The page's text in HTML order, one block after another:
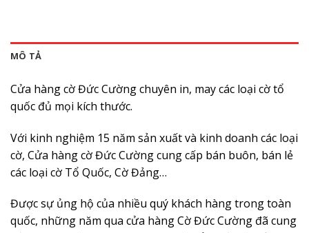
MÔ TẢ
Cửa hàng cờ Đức Cường chuyên in, may các loại cờ tổ
quốc đủ mọi kích thước.
Với kinh nghiệm 15 năm sản xuất và kinh doanh các loại
cờ, Cửa hàng cờ Đức Cường cung cấp bán buôn, bán lẻ
các loại cờ Tổ Quốc, Cờ Đảng…
Được sự ủng hộ của nhiều quý khách hàng trong toàn
quốc, những năm qua cửa hàng Cờ Đức Cường đã cung